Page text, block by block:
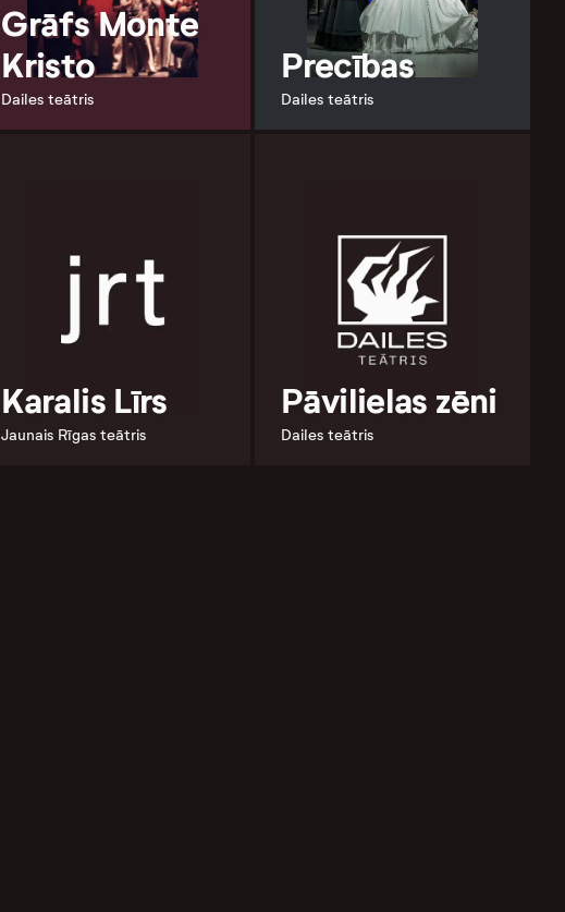
Grāfs Monte
Kristo
Dailes teātris
Precības
Dailes teātris
Karalis Līrs
Jaunais Rīgas teātris
Pāvilielas zēni
Dailes teātris